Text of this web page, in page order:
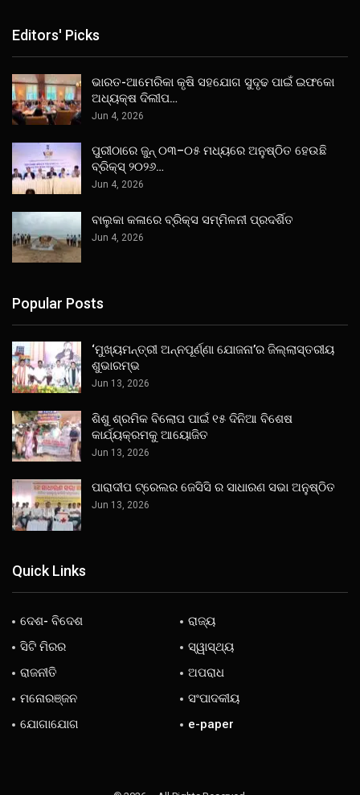
Editors' Picks
ଭାରତ-ଆମେରିକା କୃଷି ସହଯୋଗ ସୁଦୃଢ ପାଇଁ ଇଫକୋ
ଅଧ୍ୟକ୍ଷ ଦିଲୀପ…
Jun 4, 2026
ପୁରୀଠାରେ ଜୁନ୍ ୦୩–୦୫ ମଧ୍ୟରେ ଅନୁଷ୍ଠିତ ହେଉଛି
ବ୍ରିକ୍ସ୍ ୨୦୨୬…
Jun 4, 2026
ବାଲୁକା କଳାରେ ବ୍ରିକ୍ସ ସମ୍ମିଳନୀ ପ୍ରଦର୍ଶିତ
Jun 4, 2026
Popular Posts
‘ମୁଖ୍ୟମନ୍ତ୍ରୀ ଅନ୍ନପୂର୍ଣ୍ଣା ଯୋଜନା’ର ଜିଲ୍ଲାସ୍ତରୀୟ
ଶୁଭାରମ୍ଭ
Jun 13, 2026
ଶିଶୁ ଶ୍ରମିକ ବିଲୋପ ପାଇଁ ୧୫ ଦିନିଆ ବିଶେଷ
କାର୍ଯ୍ୟକ୍ରମକୁ ଆୟୋଜିତ
Jun 13, 2026
ପାରାଦୀପ ଟ୍ରେଲର ଜେସିସି ର ସାଧାରଣ ସଭା ଅନୁଷ୍ଠିତ
Jun 13, 2026
Quick Links
ଦେଶ- ବିଦେଶ
ରାଜ୍ୟ
ସିଟି ମିରର
ସ୍ୱାସ୍ଥ୍ୟ
ରାଜନୀତି
ଅପରାଧ
ମନୋରଞ୍ଜନ
ସଂପାଦକୀୟ
ଯୋଗାଯୋଗ
e-paper